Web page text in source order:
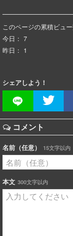
このページの累積ビュー
今日： 7
昨日： 1
シェアしよう！
コメント
名前（任意） 15文字以内
本文 300文字以内